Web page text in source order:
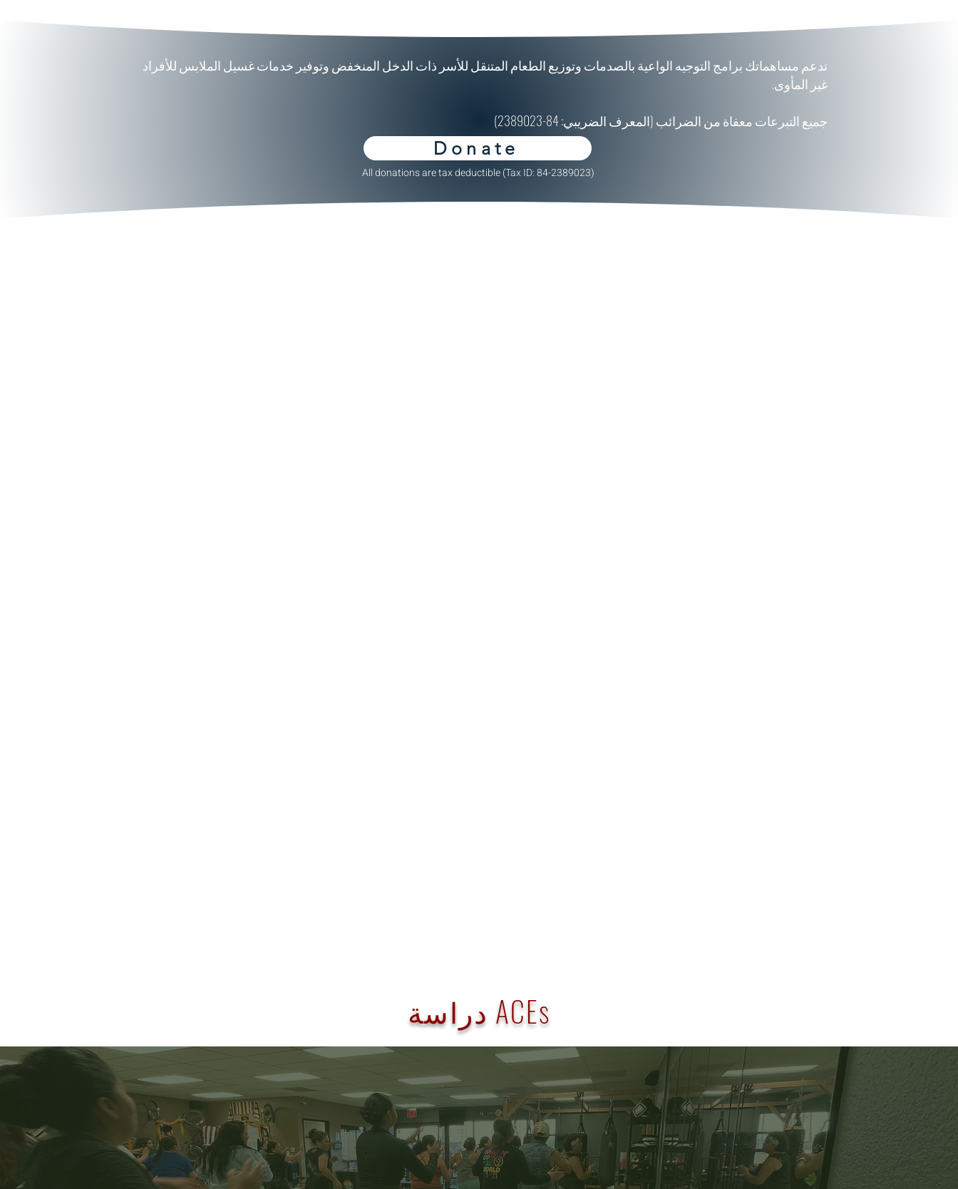
تدعم مساهماتك برامج التوجيه الواعية بالصدمات وتوزيع الطعام المتنقل للأسر ذات الدخل المنخفض وتوفير خدمات غسيل الملابس للأفراد
غير المأوى.
جميع التبرعات معفاة من الضرائب (المعرف الضريبي: 84-2389023)
Donate
All donations are tax deductible (Tax ID: 84-2389023)
دراسة ACEs